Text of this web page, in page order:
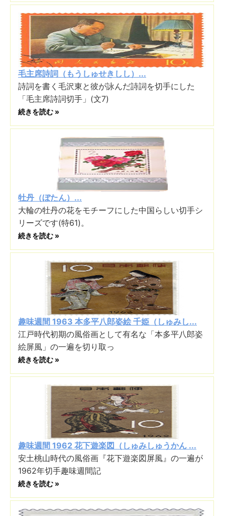
毛主席詩詞（もうしゅせきしし）...
詩詞を書く毛沢東と彼が詠んだ詩詞を切手にした
「毛主席詩詞切手」(文7)
続きを読む »
牡丹（ぼたん）...
大輪の牡丹の花をモチーフにした中国らしい切手シ
リーズです(特61)。
続きを読む »
趣味週間 1963 本多平八郎姿絵 千姫（しゅみし...
江戸時代初期の風俗画として有名な「本多平八郎姿
絵屏風」の一遍を切り取っ
続きを読む »
趣味週間 1962 花下遊楽図（しゅみしゅうかん ...
安土桃山時代の風俗画『花下遊楽図屏風』の一遍が
1962年切手趣味週間記
続きを読む »